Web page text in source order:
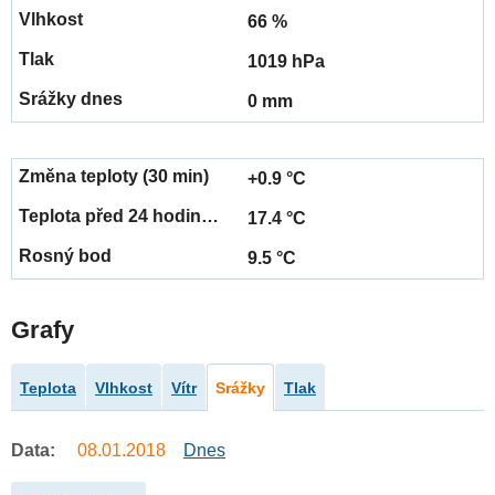
66 %
1019 hPa
0 mm
+0.9 °C
17.4 °C
9.5 °C
Grafy
Teplota Vlhkost Vítr Srážky Tlak
Data: 08.01.2018 Dnes